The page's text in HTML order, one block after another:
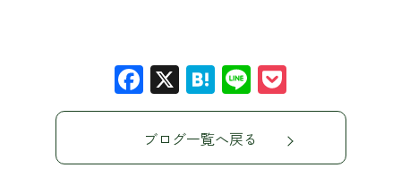
Facebook
X Hatena
Line
ブログ一覧へ戻る